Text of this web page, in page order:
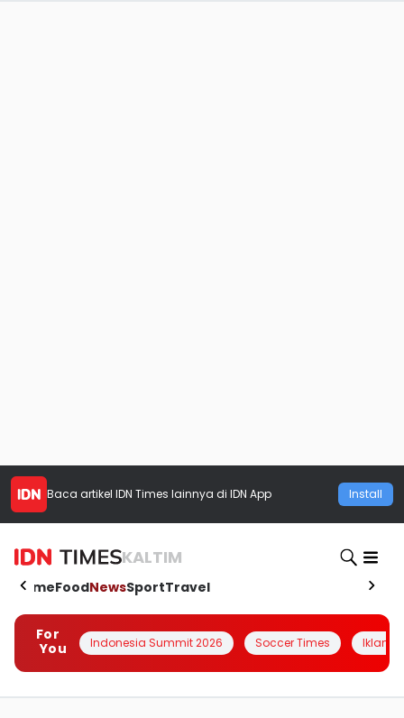
Baca artikel IDN Times lainnya di IDN App Install
KALTIM
HomeFoodNewsSportTravel
For
You
Indonesia Summit 2026 Soccer Times Iklanin